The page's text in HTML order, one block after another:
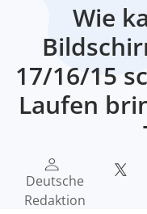
Wie
17/16/15
Laufen
Deutsche
Redaktion